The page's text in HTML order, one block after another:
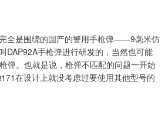
全是围绕的国产的警用手枪弹——9毫米仿
DAP92A手枪弹进行研发的，当然也可能
弹。也就是说，枪弹不匹配的问题一开始
在设计上就没考虑过要使用其他型号的